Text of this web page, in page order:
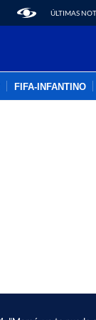
ÚLTIMAS
FIFA-INFANTINO